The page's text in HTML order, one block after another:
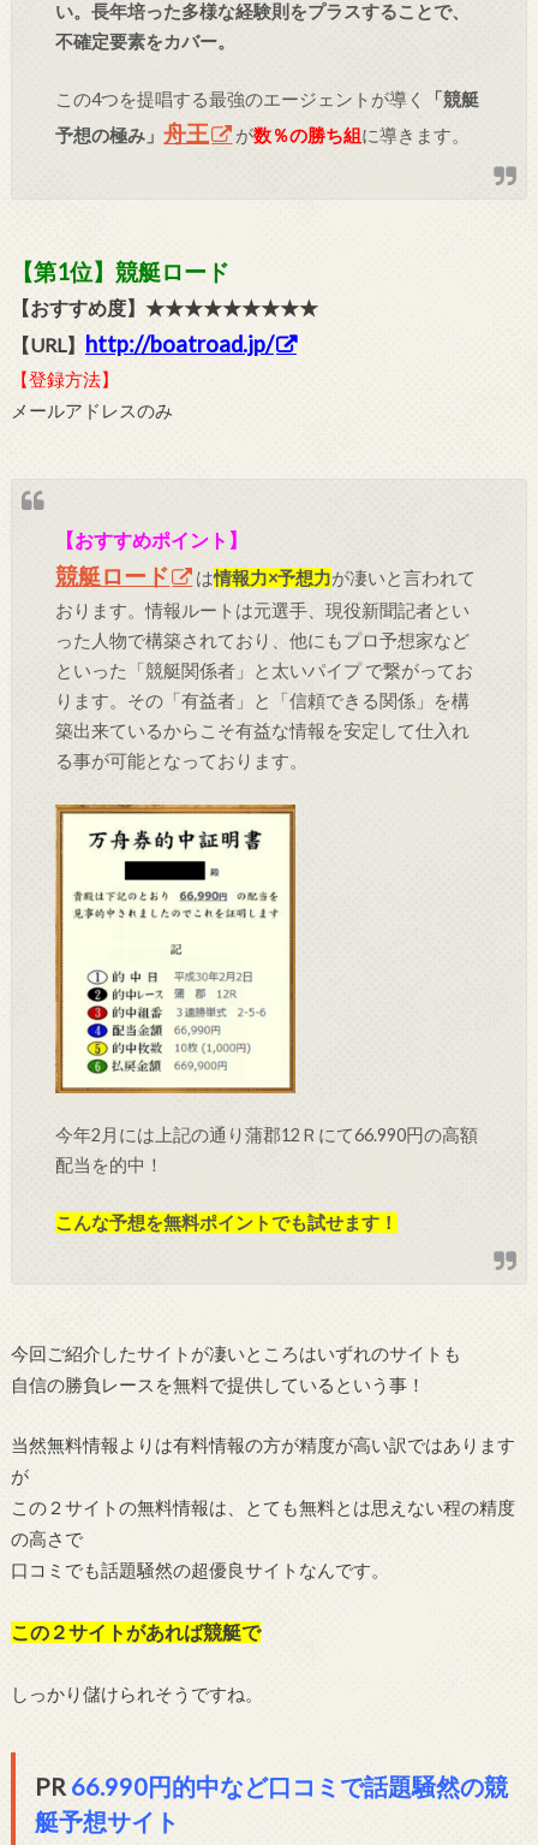
い。長年培った多様な経験則をプラスすることで、
不確定要素をカバー。
この4つを提唱する最強のエージェントが導く
「競艇
予想の極み」舟王 が数％の勝ち組に導きます。
【第1位】競艇ロード
【おすすめ度】★★★★★★★★★
【URL】 http://boatroad.jp/
【登録方法】
メールアドレスのみ
【おすすめポイント】
競艇ロード は情報力×予想力が凄いと言われて
おります。情報ルートは元選手、現役新聞記者とい
った人物で構築されており、他にもプロ予想家など
といった「競艇関係者」と太いパイプ で繋がってお
ります。その「有益者」と「信頼できる関係」を構
築出来ているからこそ有益な情報を安定して仕入れ
る事が可能となっております。
今年2月には上記の通り蒲郡12Ｒにて66.990円の高額
配当を的中！
こんな予想を無料ポイントでも試せます！
今回ご紹介したサイトが凄いところはいずれのサイトも
自信の勝負レースを無料で提供しているという事！
当然無料情報よりは有料情報の方が精度が高い訳ではあります
が
この２サイトの無料情報は、とても無料とは思えない程の精度
の高さで
口コミでも話題騒然の超優良サイトなんです。
この２サイトがあれば競艇で
しっかり儲けられそうですね。
PR 66.990円的中など口コミで話題騒然の競
艇予想サイト